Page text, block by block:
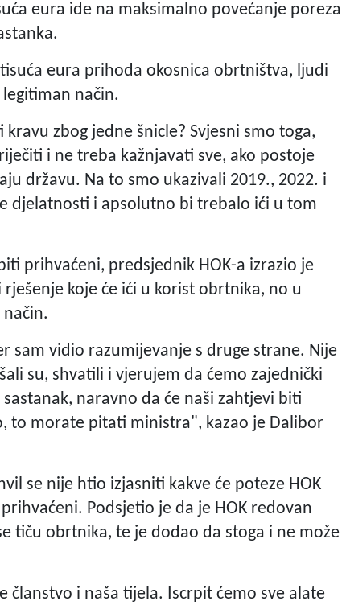
eura ide na maksimalno povećanje poreza
eura prihoda okosnica obrtništva, ljudi
način.
zbog jedne šnicle? Svjesni smo toga,
i ne treba kažnjavati sve, ako postoje
državu. Na to smo ukazivali 2019., 2022. i
djelatnosti i apsolutno bi trebalo ići u tom
prihvaćeni, predsjednik HOK-a izrazio je
koje će ići u korist obrtnika, no u
sam vidio razumijevanje s druge strane. Nije
su, shvatili i vjerujem da ćemo zajednički
naravno da će naši zahtjevi biti
to morate pitati ministra", kazao je Dalibor
se nije htio izjasniti kakve će poteze HOK
Podsjetio je da je HOK redovan
tiču obrtnika, te je dodao da stoga i ne može
i naša tijela. Iscrpit ćemo sve alate